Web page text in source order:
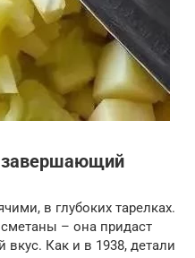
завершающий
в глубоких тарелках.
– она придаст
Как и в 1938, детали